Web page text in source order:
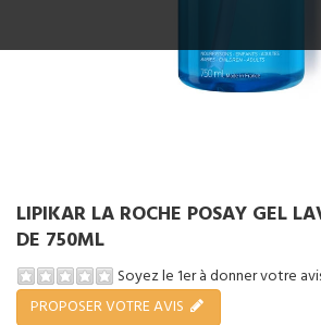
LIPIKAR LA ROCHE POSAY GEL
DE 750ML
Soyez le 1er à donner votre
PROPOSER VOTRE AVIS